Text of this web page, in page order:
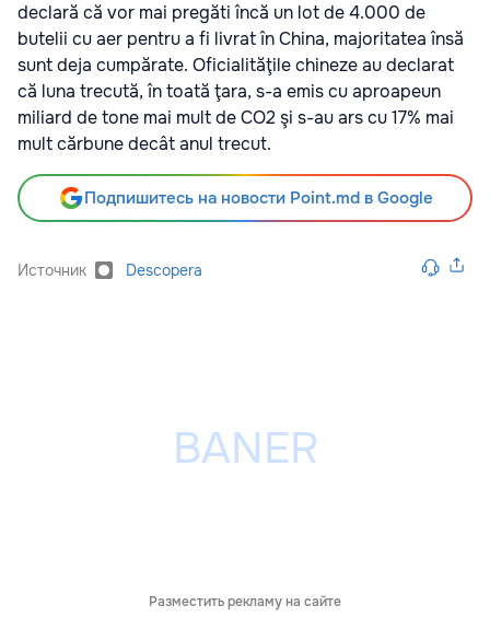
declară că vor mai pregăti încă un lot de 4.000 de
butelii cu aer pentru a fi livrat în China, majoritatea însă
sunt deja cumpărate. Oficialităţile chineze au declarat
că luna trecută, în toată ţara, s-a emis cu aproapeun
miliard de tone mai mult de CO2 şi s-au ars cu 17% mai
mult cărbune decât anul trecut.
Подпишитесь на новости Point.md в Google
Источник Descopera
Разместить рекламу на сайте